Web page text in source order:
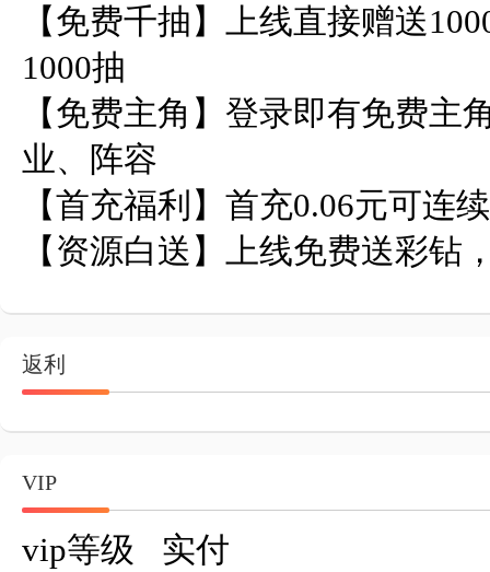
【免费千抽】上线直接赠送
1000抽
【免费主角】登录即有免费主
业、阵容
【首充福利】首充0.06元可连
【资源白送】上线免费送彩钻
返利
VIP
vip等级	实付